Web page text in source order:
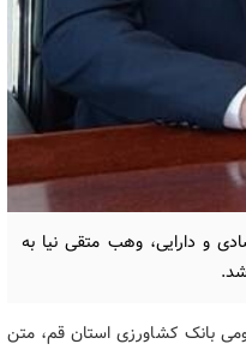
و دارایی، وهب متقی نیا به
بانک کشاورزی استان قم، متن